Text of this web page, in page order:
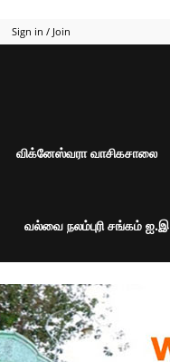
Sign in / Join
விக்னேஸ்வரா வாசிகசாலை
வல்வை நலம்புரி சங்கம் ஐ.இ